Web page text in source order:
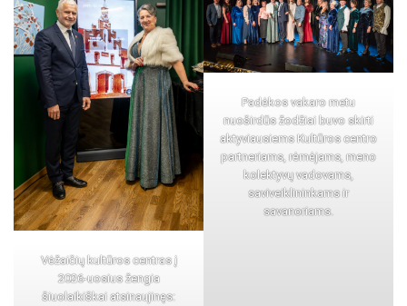
Vėžaičių kultūros centras į
2026-uosius žengia
šiuolaikiškai atsinaujinęs:
Padėkos vakaro metu
nuoširdūs žodžiai buvo skirti
aktyviausiems Kultūros centro
partneriams, rėmėjams, meno
kolektyvų vadovams,
saviveiklininkams ir
savanoriams.